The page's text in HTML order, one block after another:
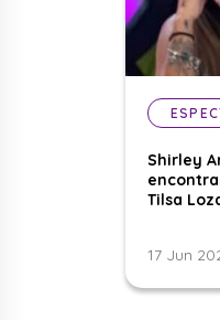
Shirley
Tilsa
17 Jun